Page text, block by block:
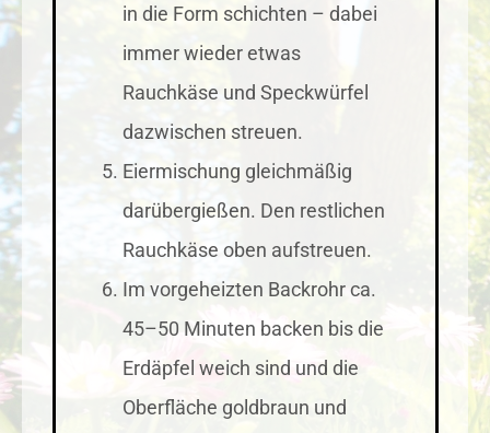
in die Form schichten – dabei
immer wieder etwas
Rauchkäse und Speckwürfel
dazwischen streuen.
Eiermischung gleichmäßig
darübergießen. Den restlichen
Rauchkäse oben aufstreuen.
Im vorgeheizten Backrohr ca.
45–50 Minuten backen bis die
Erdäpfel weich sind und die
Oberfläche goldbraun und